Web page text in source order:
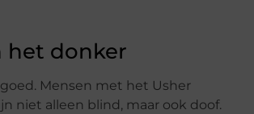
het donker
Mensen met het Usher
niet alleen blind, maar ook doof.